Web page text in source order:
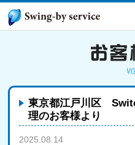
東京都江戸川区
理のお客様より
2025.08.14